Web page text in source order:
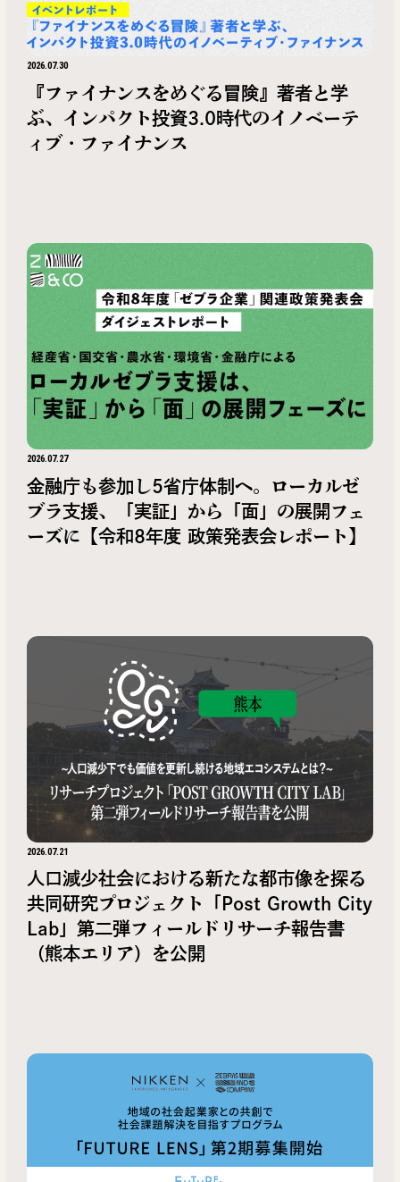
2026.07.30
『ファイナンスをめぐる冒険』著者と学
ぶ、インパクト投資3.0時代のイノベーテ
ィブ・ファイナンス
2026.07.27
金融庁も参加し5省庁体制へ。ローカルゼ
ブラ支援、「実証」から「面」の展開フェ
ーズに【令和8年度 政策発表会レポート】
2026.07.21
人口減少社会における新たな都市像を探る
共同研究プロジェクト「Post Growth City
Lab」第二弾フィールドリサーチ報告書
（熊本エリア）を公開